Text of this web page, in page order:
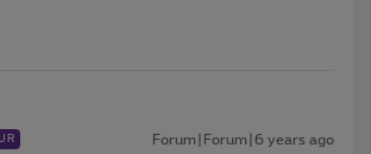
Forum|Forum|6 years ago